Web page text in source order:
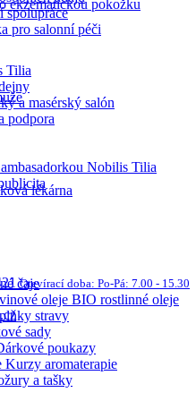
lékárna
Kurzy aromaterapie
a tašky
spolupráce
pro salonní péči
Tilia
a masérský salón
podpora
ambasadorkou Nobilis Tilia
Otevírací doba: Po-Pá: 7.00 - 15.30